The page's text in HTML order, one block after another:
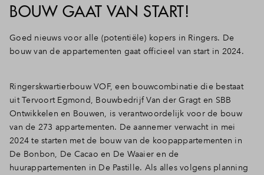
BOUW GAAT VAN START!
Goed nieuws voor alle (potentiële) kopers in Ringers. De
bouw van de appartementen gaat officieel van start in 2024.
Ringerskwartierbouw VOF, een bouwcombinatie die bestaat
uit Tervoort Egmond, Bouwbedrijf Van der Gragt en SBB
Ontwikkelen en Bouwen, is verantwoordelijk voor de bouw
van de 273 appartementen. De aannemer verwacht in mei
2024 te starten met de bouw van de koopappartementen in
De Bonbon, De Cacao en De Waaier en de
huurappartementen in De Pastille. Als alles volgens planning